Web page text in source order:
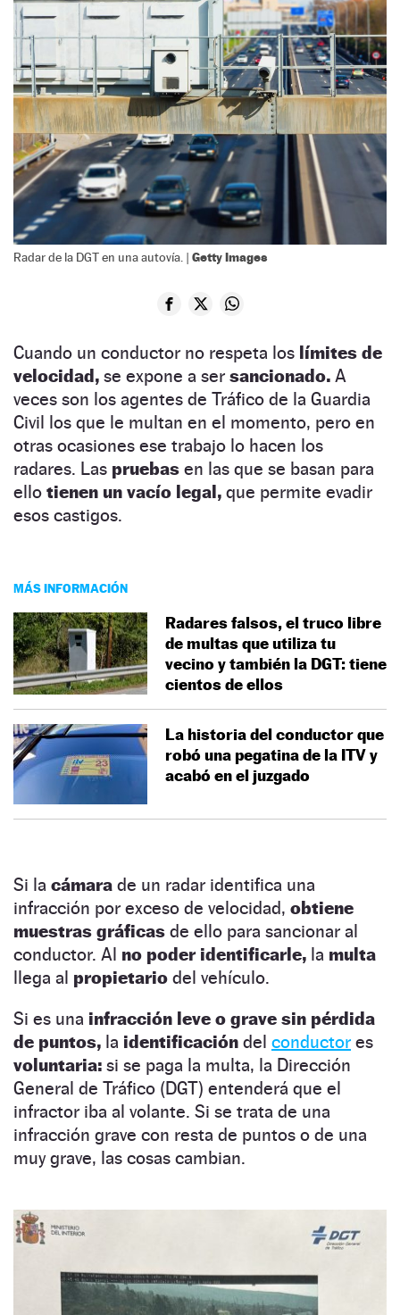
Radar de la DGT en una autovía. | Getty Images
Cuando un conductor no respeta los límites de
velocidad, se expone a ser sancionado. A
veces son los agentes de Tráfico de la Guardia
Civil los que le multan en el momento, pero en
otras ocasiones ese trabajo lo hacen los
radares. Las pruebas en las que se basan para
ello tienen un vacío legal, que permite evadir
esos castigos.
MÁS INFORMACIÓN
Radares falsos, el truco libre
de multas que utiliza tu
vecino y también la DGT: tiene
cientos de ellos
La historia del conductor que
robó una pegatina de la ITV y
acabó en el juzgado
Si la cámara de un radar identifica una
infracción por exceso de velocidad, obtiene
muestras gráficas de ello para sancionar al
conductor. Al no poder identificarle, la multa
llega al propietario del vehículo.
Si es una infracción leve o grave sin pérdida
de puntos, la identificación del conductor es
voluntaria: si se paga la multa, la Dirección
General de Tráfico (DGT) entenderá que el
infractor iba al volante. Si se trata de una
infracción grave con resta de puntos o de una
muy grave, las cosas cambian.